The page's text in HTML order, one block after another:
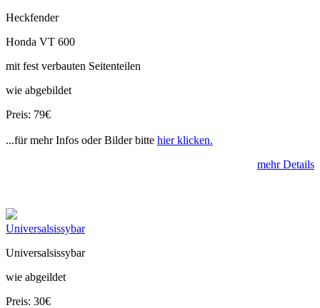
Heckfender
Honda VT 600
mit fest verbauten Seitenteilen
wie abgebildet
Preis: 79€
...für mehr Infos oder Bilder bitte hier klicken.
mehr Details
Universalsissybar
Universalsissybar
wie abgeildet
Preis: 30€